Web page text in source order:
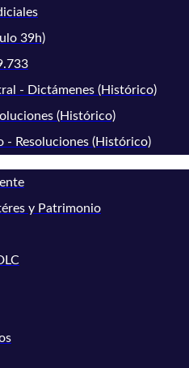
39h)
- Dictámenes (Histórico)
(Histórico)
- Resoluciones (Histórico)
y Patrimonio